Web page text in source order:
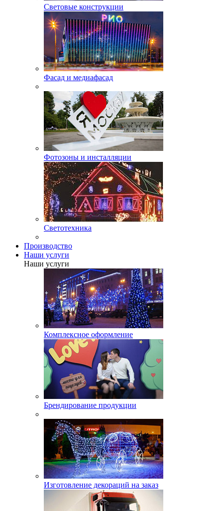
Световые конструкции
Фасад и медиафасад
Фотозоны и инсталляции
Светотехника
Производство
Наши услуги
Наши услуги
Комплексное оформление
Брендирование продукции
Изготовление декораций на заказ